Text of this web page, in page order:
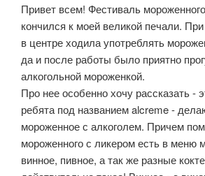
Привет всем! Фестиваль
кончился к моей великой печали.
в центре ходила употреблять
да и после работы было приятно
алкогольной мороженкой.
Про нее особенно хочу рассказать -
ребята под названием alcreme -
мороженное с алкоголем. Причем
мороженного с ликером есть в меню
винное, пивное, а так же разные